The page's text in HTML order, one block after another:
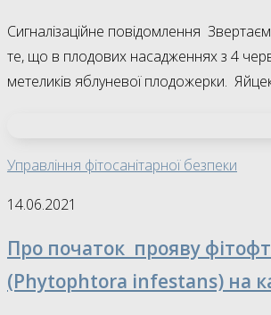
Сигналізаційне повідомлення
те, що в плодових насадженнях з 4
метеликів яблуневої плодожерки.
Управління фітосанітарної безпеки
14.06.2021
Про початок прояву
(Phytophtora infestans) на